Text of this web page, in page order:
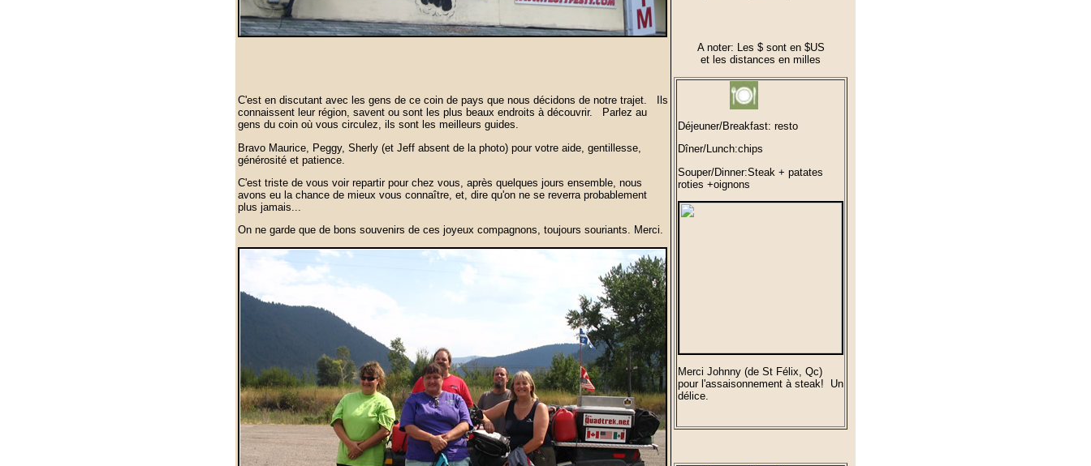
C'est en discutant avec les gens de ce coin de pays que nous décidons de notre trajet. Ils
connaissent leur région, savent ou sont les plus beaux endroits à découvrir. Parlez au
gens du coin où vous circulez, ils sont les meilleurs guides.
Bravo Maurice, Peggy, Sherly (et Jeff absent de la photo) pour votre aide, gentillesse,
générosité et patience.
C'est triste de vous voir repartir pour chez vous, après quelques jours ensemble, nous
avons eu la chance de mieux vous connaître, et, dire qu'on ne se reverra probablement
plus jamais...
On ne garde que de bons souvenirs de ces joyeux compagnons, toujours souriants. Merci.
A noter: Les $ sont en $US
et les distances en milles
Déjeuner/Breakfast: resto
Dîner/Lunch:chips
Souper/Dinner:Steak + patates
roties +oignons
Merci Johnny (de St Félix, Qc)
pour l'assaisonnement à steak! Un
délice.